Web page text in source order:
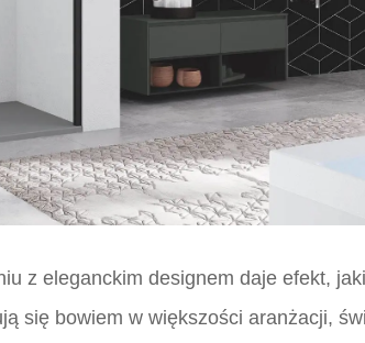
z eleganckim designem daje efekt,
się bowiem w większości aranżacji,